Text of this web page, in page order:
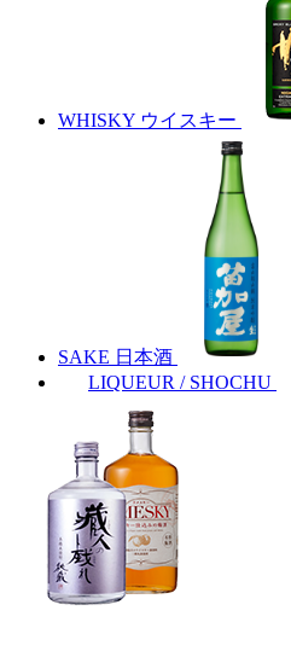
WHISKY ウイスキー
SAKE 日本酒
LIQUEUR / SHOCHU